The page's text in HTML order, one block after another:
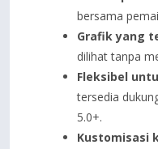
bersama
Grafik yang
dilihat tanpa
Fleksibel
tersedia
5.0+.
Kustomisasi